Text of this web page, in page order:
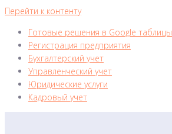
Перейти к контенту
Готовые решения в Google таблицы
Регистрация предприятия
Бухгалтерский учет
Управленческий учет
Юридические услуги
Кадровый учет